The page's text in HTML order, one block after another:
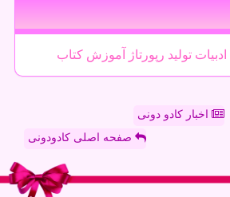
ادبیات تولید رپورتاژ آموزش كتاب
اخبار کادو دونی
صفحه اصلی کادودونی